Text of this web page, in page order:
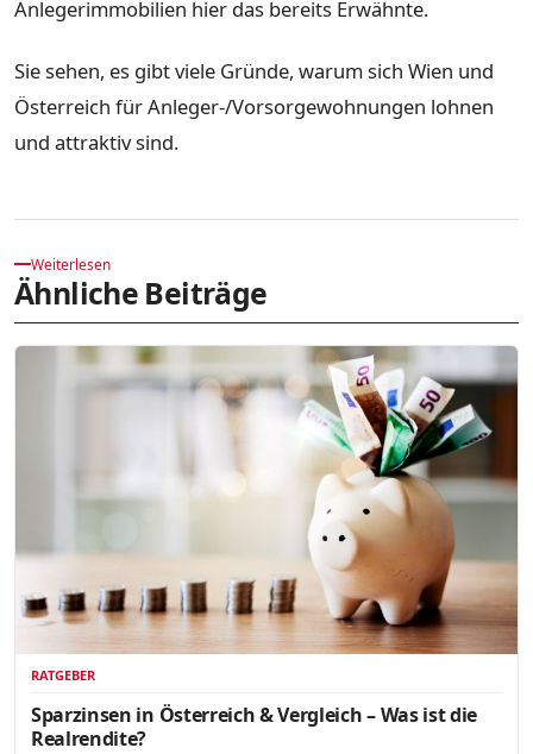
Anlegerimmobilien hier das bereits Erwähnte.
Sie sehen, es gibt viele Gründe, warum sich Wien und
Österreich für Anleger-/Vorsorgewohnungen lohnen
und attraktiv sind.
Weiterlesen
Ähnliche Beiträge
RATGEBER
Sparzinsen in Österreich & Vergleich – Was ist die
Realrendite?